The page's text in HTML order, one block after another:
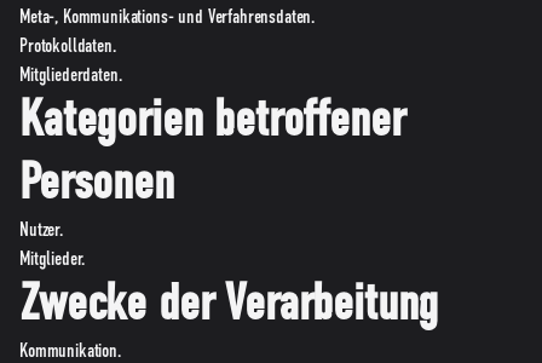
Meta-, Kommunikations- und Verfahrensdaten.
Protokolldaten.
Mitgliederdaten.
Kategorien betroffener
Personen
Nutzer.
Mitglieder.
Zwecke der Verarbeitung
Kommunikation.